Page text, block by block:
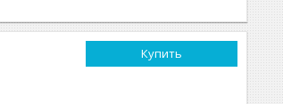
Купить